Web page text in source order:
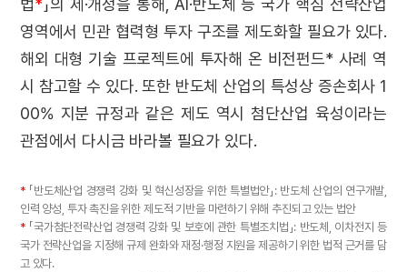
법*」의 제·개정을 통해, AI·반도체 등 국가 핵심 전략산업
영역에서 민관 협력형 투자 구조를 제도화할 필요가 있다.
해외 대형 기술 프로젝트에 투자해 온 비전펀드* 사례 역
시 참고할 수 있다. 또한 반도체 산업의 특성상 증손회사 1
00% 지분 규정과 같은 제도 역시 첨단산업 육성이라는
관점에서 다시금 바라볼 필요가 있다.
* 「반도체산업 경쟁력 강화 및 혁신성장을 위한 특별법안」: 반도체 산업의 연구개발,
인력 양성, 투자 촉진을 위한 제도적 기반을 마련하기 위해 추진되고 있는 법안
* 「국가첨단전략산업 경쟁력 강화 및 보호에 관한 특별조치법」: 반도체, 이차전지 등
국가 전략산업을 지정해 규제 완화와 재정·행정 지원을 제공하기 위한 법적 근거를 담
고 있다.